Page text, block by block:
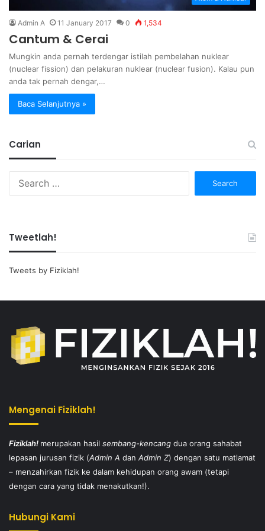
Admin A 11 January 2017 0 1,534
Cantum & Cerai
Mungkin anda pernah terdengar istilah pembelahan nuklear
(nuclear fission) dan pelakuran nuklear (nuclear fusion). Kalau pun
anda tak pernah dengar,…
Baca Selanjutnya »
Carian
Tweetlah!
Tweets by Fiziklah!
Mengenai Fiziklah!
Fiziklah! merupakan hasil sembang-kencang dua orang sahabat
lepasan jurusan fizik (Admin A dan Admin Z) dengan satu matlamat
– menzahirkan fizik ke dalam kehidupan orang awam (tetapi
dengan cara yang tidak menakutkan!).
Hubungi Kami